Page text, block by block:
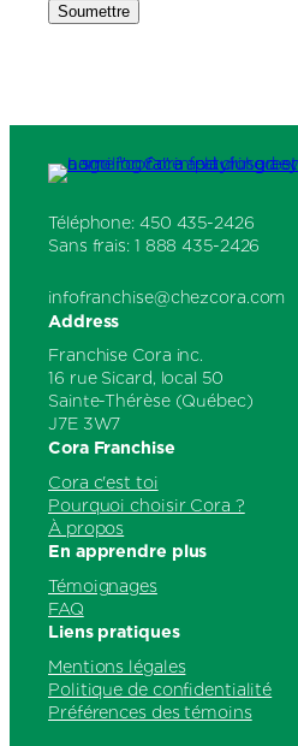
Soumettre
Téléphone: 450 435-2426
Sans frais: 1 888 435-2426
infofranchise@chezcora.com
Address
Franchise Cora inc.
16 rue Sicard, local 50
Sainte-Thérèse (Québec)
J7E 3W7
Cora Franchise
Cora c'est toi
Pourquoi choisir Cora ?
À propos
En apprendre plus
Témoignages
FAQ
Liens pratiques
Mentions légales
Politique de confidentialité
Préférences des témoins